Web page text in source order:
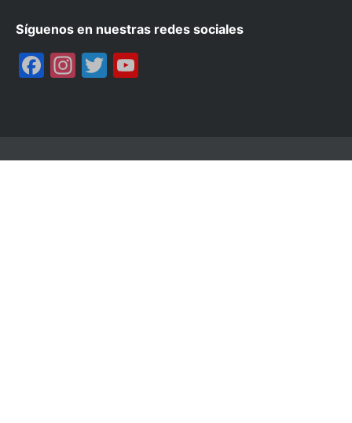
Síguenos en nuestras redes sociales
Facebook
Instagram
Twitter